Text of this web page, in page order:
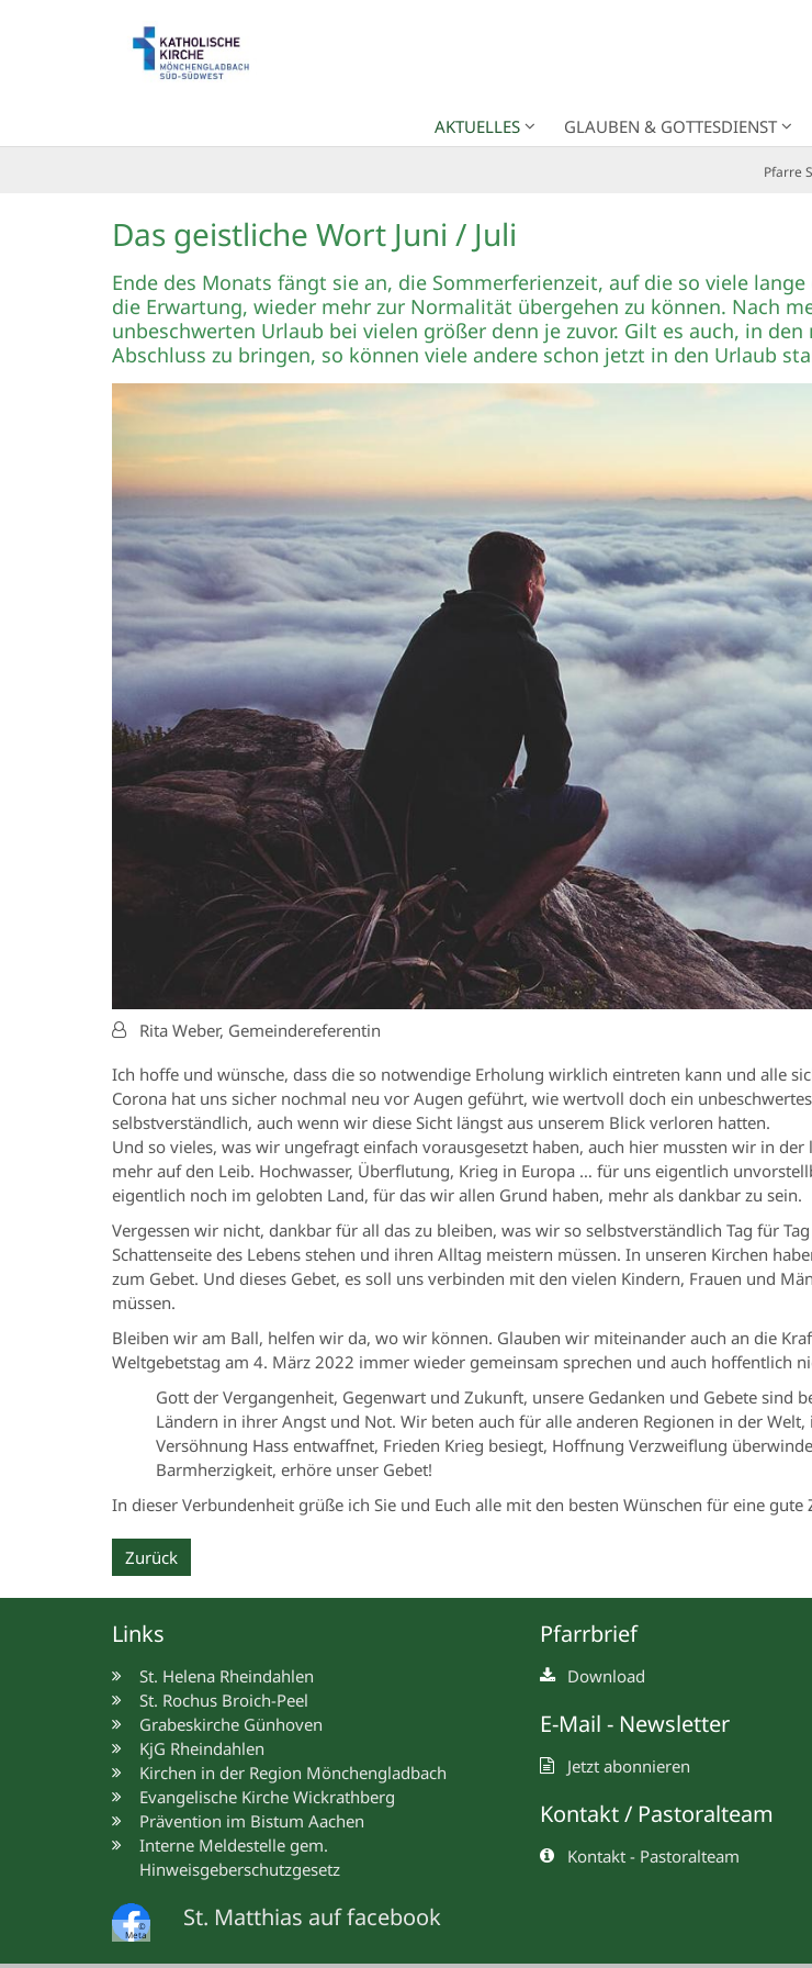
AKTUELLES GLAUBEN & GOTTESDIENST
Pfarre
Das geistliche Wort Juni / Juli
Ende des Monats fängt sie an, die Sommerferienzeit, auf die so viele
die Erwartung, wieder mehr zur Normalität übergehen zu können. Nach
unbeschwerten Urlaub bei vielen größer denn je zuvor. Gilt es auch, in
Abschluss zu bringen, so können viele andere schon jetzt in den Urlaub
Von:Rita Weber, Gemeindereferentin
Ich hoffe und wünsche, dass die so notwendige Erholung wirklich eintreten kann und alle
Corona hat uns sicher nochmal neu vor Augen geführt, wie wertvoll doch ein
selbstverständlich, auch wenn wir diese Sicht längst aus unserem Blick verloren hatten.
Und so vieles, was wir ungefragt einfach vorausgesetzt haben, auch hier mussten wir in
mehr auf den Leib. Hochwasser, Überflutung, Krieg in Europa … für uns eigentlich
eigentlich noch im gelobten Land, für das wir allen Grund haben, mehr als dankbar zu sein.
Vergessen wir nicht, dankbar für all das zu bleiben, was wir so selbstverständlich Tag für
Schattenseite des Lebens stehen und ihren Alltag meistern müssen. In unseren Kirchen
zum Gebet. Und dieses Gebet, es soll uns verbinden mit den vielen Kindern, Frauen und
müssen.
Bleiben wir am Ball, helfen wir da, wo wir können. Glauben wir miteinander auch an die
Weltgebetstag am 4. März 2022 immer wieder gemeinsam sprechen und auch hoffentlich
Gott der Vergangenheit, Gegenwart und Zukunft, unsere Gedanken und Gebete
Ländern in ihrer Angst und Not. Wir beten auch für alle anderen Regionen in der
Versöhnung Hass entwaffnet, Frieden Krieg besiegt, Hoffnung Verzweiflung
Barmherzigkeit, erhöre unser Gebet!
In dieser Verbundenheit grüße ich Sie und Euch alle mit den besten Wünschen für eine gute
Zurück
Links
St. Helena Rheindahlen
St. Rochus Broich-Peel
Grabeskirche Günhoven
KjG Rheindahlen
Kirchen in der Region Mönchengladbach
Evangelische Kirche Wickrathberg
Prävention im Bistum Aachen
Interne Meldestelle gem.
Hinweisgeberschutzgesetz
©
Meta
St. Matthias auf facebook
Pfarrbrief
Download
E-Mail - Newsletter
Jetzt abonnieren
Kontakt / Pastoralteam
Kontakt - Pastoralteam